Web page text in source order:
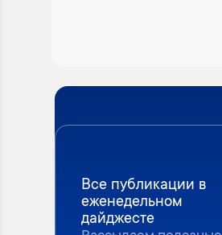
Все публикации в
еженедельном
дайджесте